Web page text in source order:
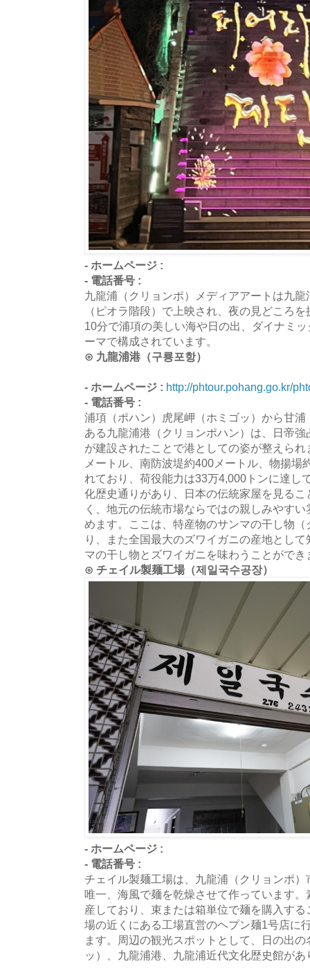
- ホームページ :
- 電話番号 :
九龍浦（クリョンポ）メディアアートは九
（ピオラ階段）で上映され、夜の見どころ
10分で浦項の美しい海や日の出、ダイナミ
ーマで構成されています。
⊙ 九龍浦港（구룡포항）
- ホームページ : http://phtour.pohang.go.kr/
- 電話番号 :
浦項（ポハン）虎尾岬（ホミゴッ）から甘
ある九龍浦港（クリョンポハン）は、日帝
が建設されたことで港としての姿が整えら
メートル、南防波堤約400メートル、物揚場
れており、荷役能力は33万4,000トンに達し
化歴史通りがあり、日本の伝統家屋を見る
く、地元の伝統市場ならではの親しみやす
めます。ここは、特産物のサンマの干し物
り、また全国最大のズワイガニの産地とし
マの干し物とズワイガニを味わうことができ
⊙ チェイル製麺工場（제일국수공장）
- ホームページ :
- 電話番号 :
チェイル製麺工場は、九龍浦（クリョンポ
唯一、海風で麺を乾燥させて作っています
産しており、束または箱単位で麺を購入す
場の近くにある工場直営のヘプン麺1号店に
ます。周辺の観光スポットとして、日の出
ッ）、九龍浦港、九龍浦近代文化歴史館があ